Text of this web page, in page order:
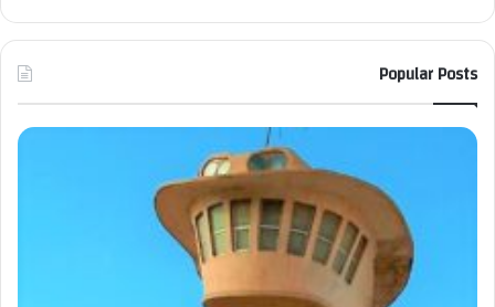
Popular Posts